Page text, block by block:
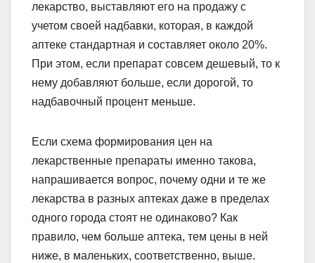
лекарство, выставляют его на продажу с
учетом своей надбавки, которая, в каждой
аптеке стандартная и составляет около 20%.
При этом, если препарат совсем дешевый, то к
нему добавляют больше, если дорогой, то
надбавочный процент меньше.
Если схема формирования цен на
лекарственные препараты именно такова,
напрашивается вопрос, почему одни и те же
лекарства в разных аптеках даже в пределах
одного города стоят не одинаково? Как
правило, чем больше аптека, тем цены в ней
ниже, в маленьких, соответственно, выше.